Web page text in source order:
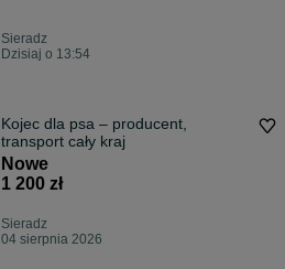
Sieradz
Dzisiaj o 13:54
Kojec dla psa – producent,
transport cały kraj
Nowe
1 200 zł
Sieradz
04 sierpnia 2026